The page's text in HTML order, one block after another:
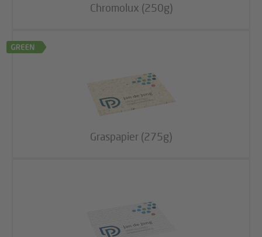
Chromolux (250g)
Graspapier (275g)